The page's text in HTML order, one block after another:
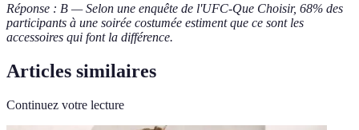
Réponse : B — Selon une enquête de l'UFC-Que Choisir, 68% des
participants à une soirée costumée estiment que ce sont les
accessoires qui font la différence.
Articles similaires
Continuez votre lecture